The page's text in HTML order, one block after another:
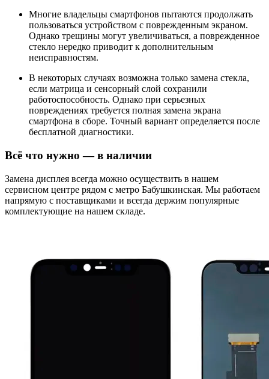
Многие владельцы смартфонов пытаются продолжать
пользоваться устройством с поврежденным экраном.
Однако трещины могут увеличиваться, а поврежденное
стекло нередко приводит к дополнительным
неисправностям.
В некоторых случаях возможна только замена стекла,
если матрица и сенсорный слой сохранили
работоспособность. Однако при серьезных
повреждениях требуется полная замена экрана
смартфона в сборе. Точный вариант определяется после
бесплатной диагностики.
Всё что нужно — в наличии
Замена дисплея всегда можно осуществить в нашем
сервисном центре рядом с метро Бабушкинская. Мы работаем
напрямую с поставщиками и всегда держим популярные
комплектующие на нашем складе.